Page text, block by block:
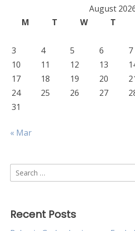
August
M
T W T
3
4 5 6 7
10
11 12 13
17
18 19 20
24
25 26 27
31
« Mar
Search
for:
Recent Posts